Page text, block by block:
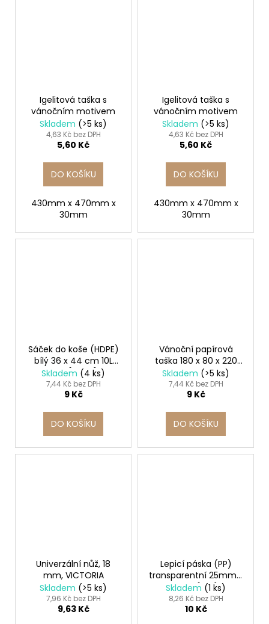
Igelitová taška s
vánočním motivem
Skladem (>5 ks)
4,63 Kč bez DPH
5,60 Kč
DO KOŠÍKU
430mm x 470mm x
30mm
Igelitová taška s
vánočním motivem
Skladem (>5 ks)
4,63 Kč bez DPH
5,60 Kč
DO KOŠÍKU
430mm x 470mm x
30mm
Sáček do koše (HDPE)
bílý 36 x 44 cm 10L
`XS` [50 ks]
Skladem (4 ks)
7,44 Kč bez DPH
9 Kč
DO KOŠÍKU
Vánoční papírová
taška 180 x 80 x 220
mm s potiskem
tučňáci
Skladem (>5 ks)
7,44 Kč bez DPH
9 Kč
DO KOŠÍKU
Univerzální nůž, 18
mm, VICTORIA
Skladem (>5 ks)
7,96 Kč bez DPH
9,63 Kč
Lepicí páska (PP)
transparentní 25mm x
66m [1 ks]
Skladem (1 ks)
8,26 Kč bez DPH
10 Kč